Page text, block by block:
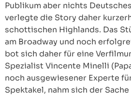
Publikum aber nichts
verlegte die Story daher
schottischen Highlands. Das
am Broadway und noch
bot sich daher für eine
Spezialist Vincente Minelli
noch ausgewiesener Experte
Spektakel, nahm sich der